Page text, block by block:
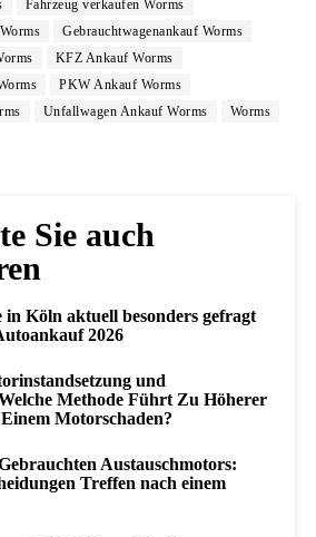
Fahrzeug verkaufen Worms
Gebrauchtwagenankauf Worms
KFZ Ankauf Worms
PKW Ankauf Worms
Unfallwagen Ankauf Worms Worms
Sie auch
in Köln aktuell besonders gefragt
2026
und
Methode Führt Zu Höherer
Motorschaden?
Austauschmotors:
Treffen nach einem